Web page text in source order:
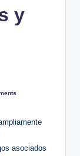
y
asociados